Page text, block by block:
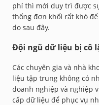
phí thì mới duy trì được
thống đơn khối rất khó
do sau đây.
Đội ngũ dữ liệu bị cô
Các chuyên gia và nhà
liệu tập trung không có
doanh nghiệp và nghiệp
cấp dữ liệu để phục vụ